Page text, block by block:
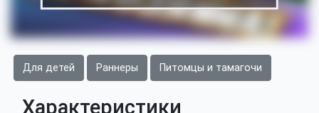
Для детей Раннеры Питомцы и тамагочи
Характеристики